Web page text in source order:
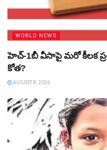
WORLD NEWS
హెచ్‌-1బీ వీసాపై మరో కీలక
కోత?
AUGUST 8, 2026